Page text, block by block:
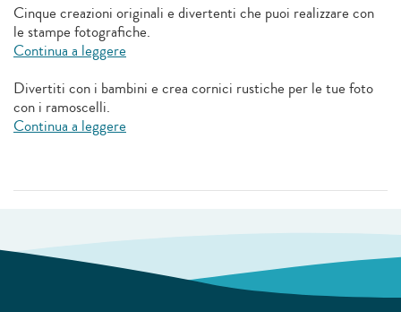
Cinque creazioni originali e divertenti che puoi realizzare con
le stampe fotografiche.
Continua a leggere
Divertiti con i bambini e crea cornici rustiche per le tue foto
con i ramoscelli.
Continua a leggere